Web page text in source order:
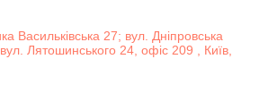
Васильківська 27; вул. Дніпровська
Лятошинського 24, офіс 209 , Київ,